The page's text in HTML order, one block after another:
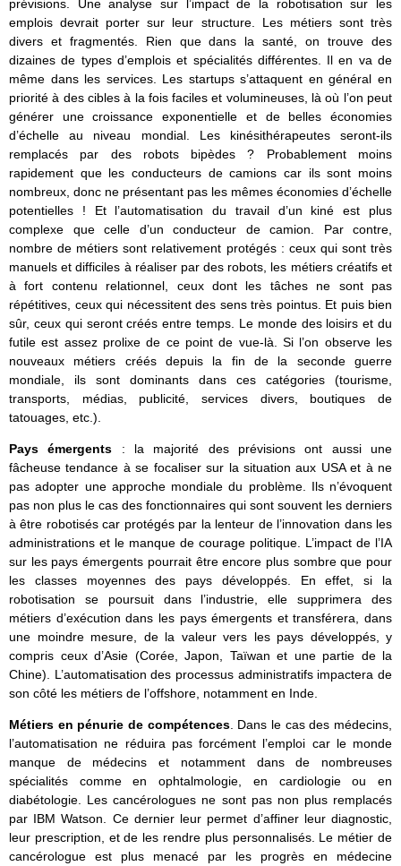
prévisions. Une analyse sur l’impact de la robotisation sur les
emplois devrait porter sur leur structure. Les métiers sont très
divers et fragmentés. Rien que dans la santé, on trouve des
dizaines de types d’emplois et spécialités différentes. Il en va de
même dans les services. Les startups s’attaquent en général en
priorité à des cibles à la fois faciles et volumineuses, là où l’on peut
générer une croissance exponentielle et de belles économies
d’échelle au niveau mondial. Les kinésithérapeutes seront-ils
remplacés par des robots bipèdes ? Probablement moins
rapidement que les conducteurs de camions car ils sont moins
nombreux, donc ne présentant pas les mêmes économies d’échelle
potentielles ! Et l’automatisation du travail d’un kiné est plus
complexe que celle d’un conducteur de camion. Par contre,
nombre de métiers sont relativement protégés : ceux qui sont très
manuels et difficiles à réaliser par des robots, les métiers créatifs et
à fort contenu relationnel, ceux dont les tâches ne sont pas
répétitives, ceux qui nécessitent des sens très pointus. Et puis bien
sûr, ceux qui seront créés entre temps. Le monde des loisirs et du
futile est assez prolixe de ce point de vue-là. Si l’on observe les
nouveaux métiers créés depuis la fin de la seconde guerre
mondiale, ils sont dominants dans ces catégories (tourisme,
transports, médias, publicité, services divers, boutiques de
tatouages, etc.).
Pays émergents : la majorité des prévisions ont aussi une
fâcheuse tendance à se focaliser sur la situation aux USA et à ne
pas adopter une approche mondiale du problème. Ils n’évoquent
pas non plus le cas des fonctionnaires qui sont souvent les derniers
à être robotisés car protégés par la lenteur de l’innovation dans les
administrations et le manque de courage politique. L’impact de l’IA
sur les pays émergents pourrait être encore plus sombre que pour
les classes moyennes des pays développés. En effet, si la
robotisation se poursuit dans l’industrie, elle supprimera des
métiers d’exécution dans les pays émergents et transférera, dans
une moindre mesure, de la valeur vers les pays développés, y
compris ceux d’Asie (Corée, Japon, Taïwan et une partie de la
Chine). L’automatisation des processus administratifs impactera de
son côté les métiers de l’offshore, notamment en Inde.
Métiers en pénurie de compétences. Dans le cas des médecins,
l’automatisation ne réduira pas forcément l’emploi car le monde
manque de médecins et notamment dans de nombreuses
spécialités comme en ophtalmologie, en cardiologie ou en
diabétologie. Les cancérologues ne sont pas non plus remplacés
par IBM Watson. Ce dernier leur permet d’affiner leur diagnostic,
leur prescription, et de les rendre plus personnalisés. Le métier de
cancérologue est plus menacé par les progrès en médecine